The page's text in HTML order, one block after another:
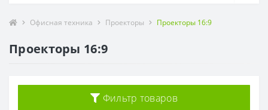
Офисная техника Проекторы Проекторы 16:9
Проекторы 16:9
Фильтр товаров